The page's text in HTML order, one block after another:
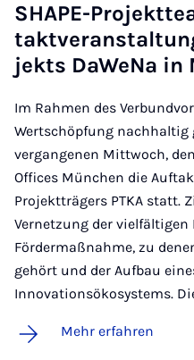
SHA­PE-
jekts Da­We­Na in
Im Rahmen des
Wertschöpfung nachhaltig
vergangenen Mittwoch,
Offices München die
Projektträgers PTKA statt.
Vernetzung der
Fördermaßnahme, zu
gehört und der Aufbau
Innovationsökosystems.
Mehr erfahren